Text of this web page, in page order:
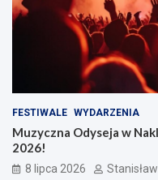
FESTIWALE WYDARZENIA
Muzyczna Odyseja w
2026!
8 lipca 2026